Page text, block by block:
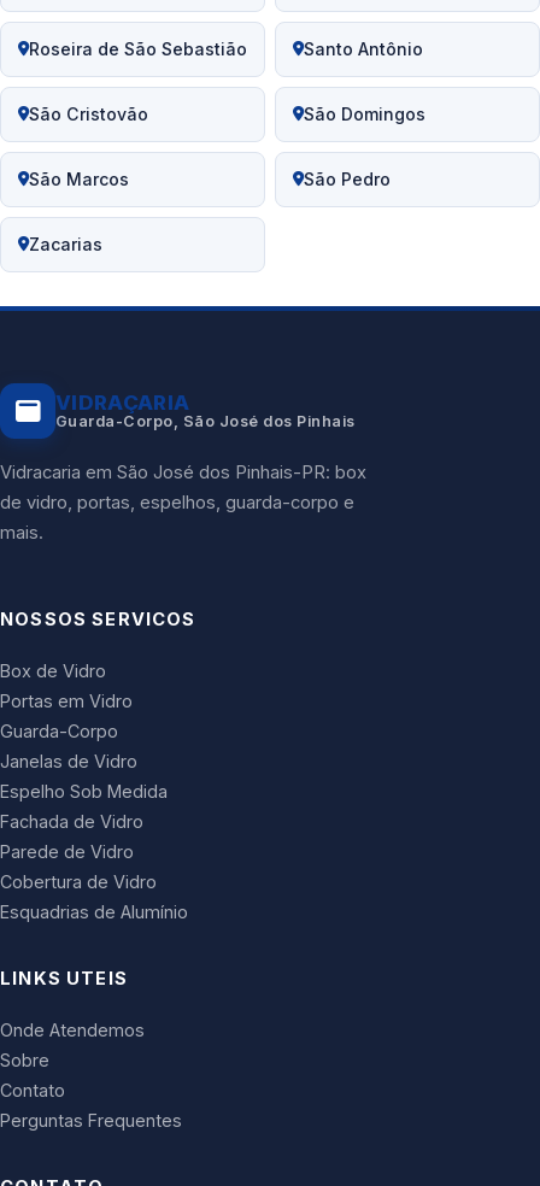
Roseira de São Sebastião Santo Antônio
São Cristovão São Domingos
São Marcos São Pedro
Zacarias
VIDRAÇARIA
Guarda-Corpo, São José dos Pinhais
Vidracaria em São José dos Pinhais-PR: box
de vidro, portas, espelhos, guarda-corpo e
mais.
NOSSOS SERVICOS
Box de Vidro
Portas em Vidro
Guarda-Corpo
Janelas de Vidro
Espelho Sob Medida
Fachada de Vidro
Parede de Vidro
Cobertura de Vidro
Esquadrias de Alumínio
LINKS UTEIS
Onde Atendemos
Sobre
Contato
Perguntas Frequentes